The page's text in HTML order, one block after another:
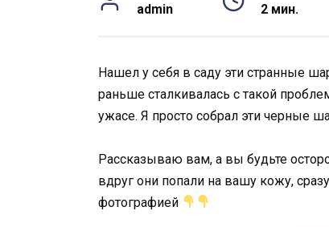
admin 2 мин.
Нашел у себя в саду эти странные
раньше сталкивалась с такой
ужасе. Я просто собрал эти черные
Рассказываю вам, а вы будьте
вдруг они попали на вашу кожу,
фотографией